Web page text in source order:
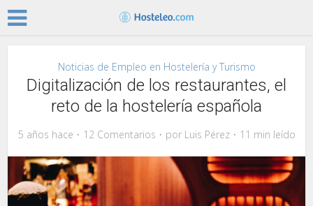
Noticias de Empleo en Hostelería y Turismo
Digitalización de los restaurantes, el
reto de la hostelería española
5 años hace 12 Comentarios por Luis Pérez 11 min leído